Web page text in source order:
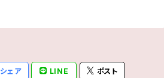
シェア LINE ポスト